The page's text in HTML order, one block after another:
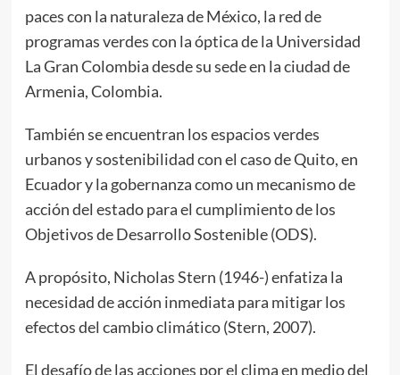
paces con la naturaleza de México, la red de
programas verdes con la óptica de la Universidad
La Gran Colombia desde su sede en la ciudad de
Armenia, Colombia.
También se encuentran los espacios verdes
urbanos y sostenibilidad con el caso de Quito, en
Ecuador y la gobernanza como un mecanismo de
acción del estado para el cumplimiento de los
Objetivos de Desarrollo Sostenible (ODS).
A propósito, Nicholas Stern (1946-) enfatiza la
necesidad de acción inmediata para mitigar los
efectos del cambio climático (Stern, 2007).
El desafío de las acciones por el clima en medio del